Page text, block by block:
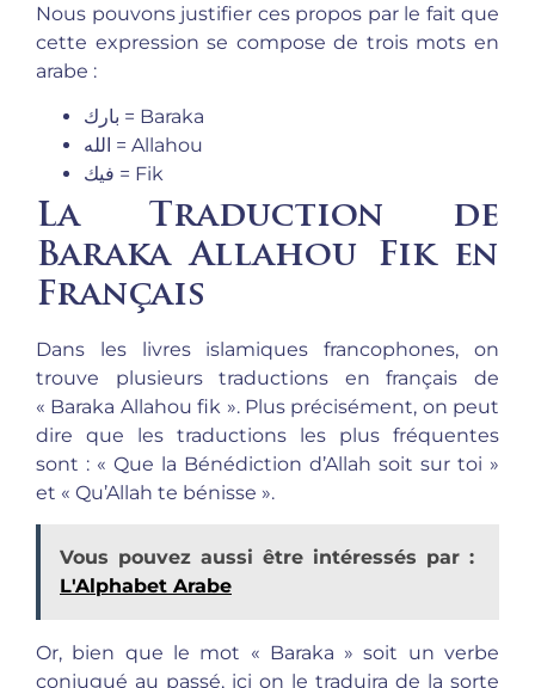
Nous pouvons justifier ces propos par le fait que
cette expression se compose de trois mots en
arabe :
بارك = Baraka
الله = Allahou
فيك = Fik
La Traduction de
Baraka Allahou Fik en
Français
Dans les livres islamiques francophones, on
trouve plusieurs traductions en français de
« Baraka Allahou fik ». Plus précisément, on peut
dire que les traductions les plus fréquentes
sont : « Que la Bénédiction d’Allah soit sur toi »
et « Qu’Allah te bénisse ».
Vous pouvez aussi être intéressés par :
L'Alphabet Arabe
Or, bien que le mot « Baraka » soit un verbe
conjugué au passé, ici on le traduira de la sorte